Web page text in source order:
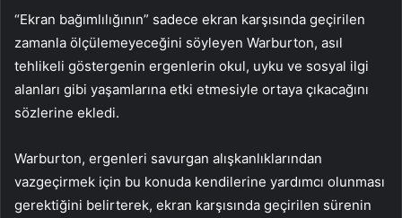
“Ekran bağımlılığının” sadece ekran karşısında geçirilen
zamanla ölçülemeyeceğini söyleyen Warburton, asıl
tehlikeli göstergenin ergenlerin okul, uyku ve sosyal ilgi
alanları gibi yaşamlarına etki etmesiyle ortaya çıkacağını
sözlerine ekledi.
Warburton, ergenleri savurgan alışkanlıklarından
vazgeçirmek için bu konuda kendilerine yardımcı olunması
gerektiğini belirterek, ekran karşısında geçirilen sürenin